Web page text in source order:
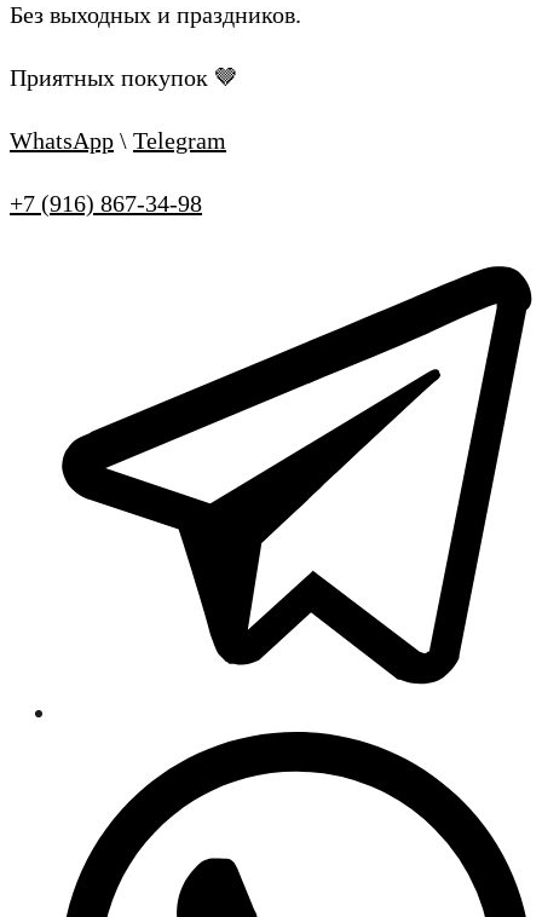
Без выходных и праздников.
Приятных покупок 🤎
WhatsApp \ Telegram
+7 (916) 867-34-98